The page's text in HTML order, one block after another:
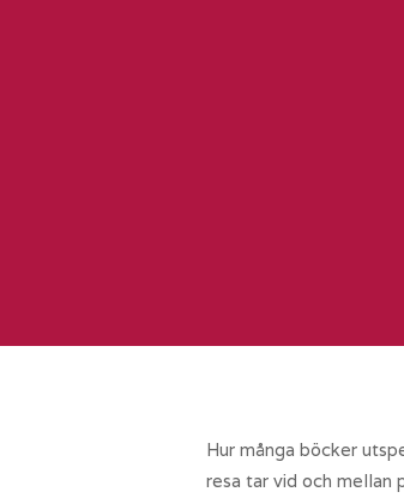
Hur många böcker
resa tar vid och mellan